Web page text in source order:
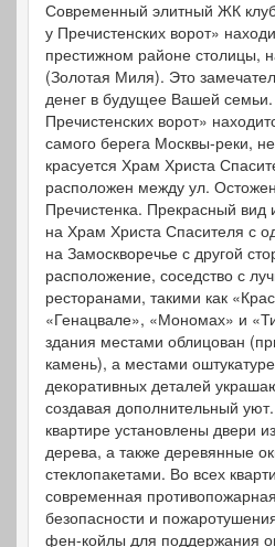
Современный элитный ЖК
у Пречистенских ворот»
престижном районе столицы,
(Золотая Миля). Это
денег в будущее Вашей
Пречистенских ворот»
самого берега Москвы-реки,
красуется Храм Христа
расположен между ул.
Пречистенка. Прекрасный вид
на Храм Христа Спасителя с
на Замоскворечье с другой
расположение, соседство с
ресторанами, такими как
«Генацвале», «Мономах» и
здания местами облицован
камень), а местами
декоративных деталей
создавая дополнительный
квартире установлены двери
дерева, а также деревянные
стеклопакетами. Во всех
современная
безопасности и
фен-койлы для поддержания